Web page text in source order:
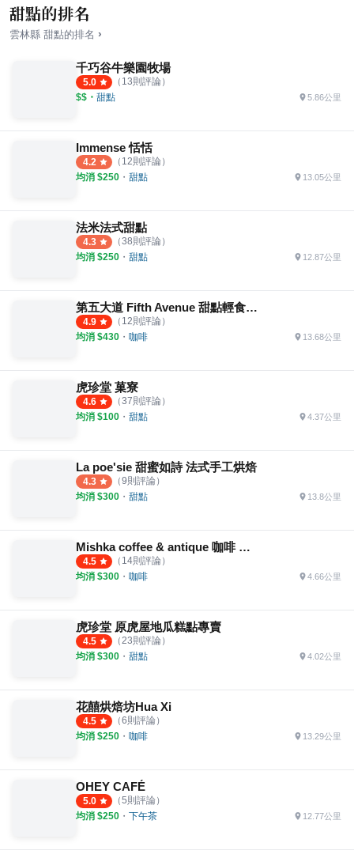
甜點的排名
雲林縣 甜點的排名 ›
千巧谷牛樂園牧場
5.0 （ 13則評論）
$$ ・ 甜點 5.86公里
Immense 恬恬
4.2 （ 12則評論）
均消 $250 ・ 甜點 13.05公里
法米法式甜點
4.3 （38則評論）
均消 $250 ・ 甜點 12.87公里
第五大道 Fifth Avenue 甜點輕食咖啡
4.9 （ 12則評論）
均消 $430 ・ 咖啡 13.68公里
虎珍堂 菓寮
4.6 （37則評論）
均消 $100 ・ 甜點 4.37公里
La poe'sie 甜蜜如詩 法式手工烘焙
4.3 （9則評論）
均消 $300 ・ 甜點 13.8公里
Mishka coffee & antique 咖啡 古董傢俱
4.5 （ 14則評論）
均消 $300 ・ 咖啡 4.66公里
虎珍堂 原虎屋地瓜糕點專賣
4.5 （ 23則評論）
均消 $300 ・ 甜點 4.02公里
花囍烘焙坊Hua Xi
4.5 （6則評論）
均消 $250 ・ 咖啡 13.29公里
OHEY CAFÉ
5.0 （5則評論）
均消 $250 ・ 下午茶 12.77公里